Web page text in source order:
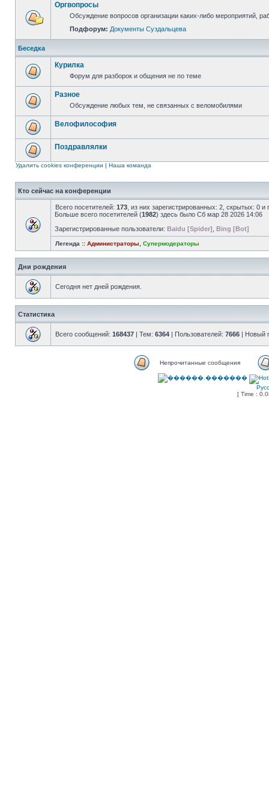
Оргвопросы
Обсуждение вопросов организации каких-либо мероприятий,
Подфорум: Документы Суздальцева
Беседка
Курилка
Форум для разборок и общения не по теме
Разное
Обсуждение любых тем, не связанных с веломобилями
Велофилософия
Поздравлялки
Удалить cookies конференции | Наша команда
Кто сейчас на конференции
Всего посетителей: 173 , из них зарегистрированных: 2, скрытых: 0
Больше всего посетителей (1982) здесь было Сб мар 28 2026 14:06
Зарегистрированные пользователи: Baidu [Spider] Bing [Bot]
Легенда :: Администраторы Супермодераторы
Дни рождения
Сегодня нет дней рождения.
Статистика
Всего сообщений: 168437 | Тем: 6364 | Пользователей: 7666 | Новый
Непрочитанные сообщения
[ Time :